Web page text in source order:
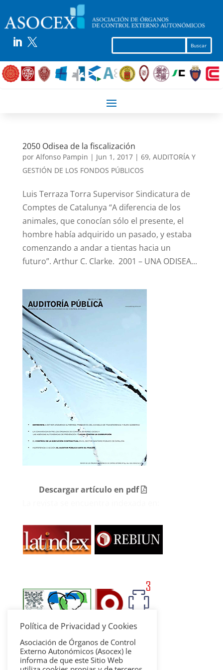
 
2050 Odisea de la fiscalización
por Alfonso Pampin | Jun 1, 2017| 69, AUDITORÍA Y
GESTIÓN DE LOS FONDOS PÚBLICOS
Luis Terraza Torra Supervisor Sindicatura de
Comptes de Catalunya “A diferencia de los
animales, que conocían sólo el presente, el
hombre había adquirido un pasado, y estaba
comenzando a andar a tientas hacia un
futuro”. Arthur C. Clarke. 2001 – UNA ODISEA...
Descargar artículo en pdf
Política de Privacidad y Cookies
Asociación de Órganos de Control
Externo Autonómicos (Asocex) le
informa de que este Sitio Web